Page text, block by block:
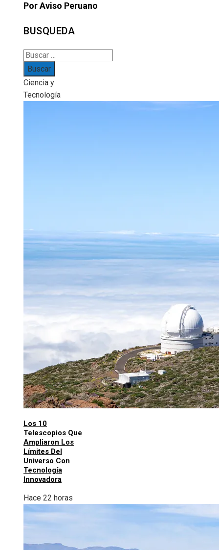
Por Aviso Peruano
BUSQUEDA
Buscar:
Ciencia y
Tecnología
Los 10
Telescopios Que
Ampliaron Los
Límites Del
Universo Con
Tecnología
Innovadora
Hace 22 horas